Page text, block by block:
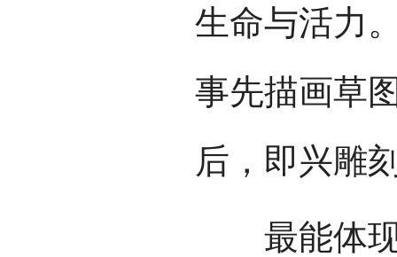
生命与活力
事先描画草
后，即兴雕
最能体现